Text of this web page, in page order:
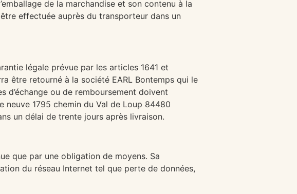
de la marchandise et son contenu à la
effectuée auprès du transporteur dans un
légale prévue par les articles 1641 et
être retourné à la société EARL Bontemps qui le
d’échange ou de remboursement doivent
neuve 1795 chemin du Val de Loup 84480
un délai de trente jours après livraison.
que par une obligation de moyens. Sa
du réseau Internet tel que perte de données,